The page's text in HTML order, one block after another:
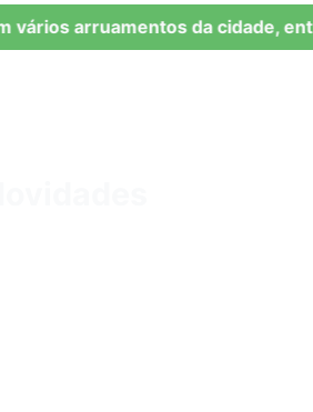
arruamentos da cidade,